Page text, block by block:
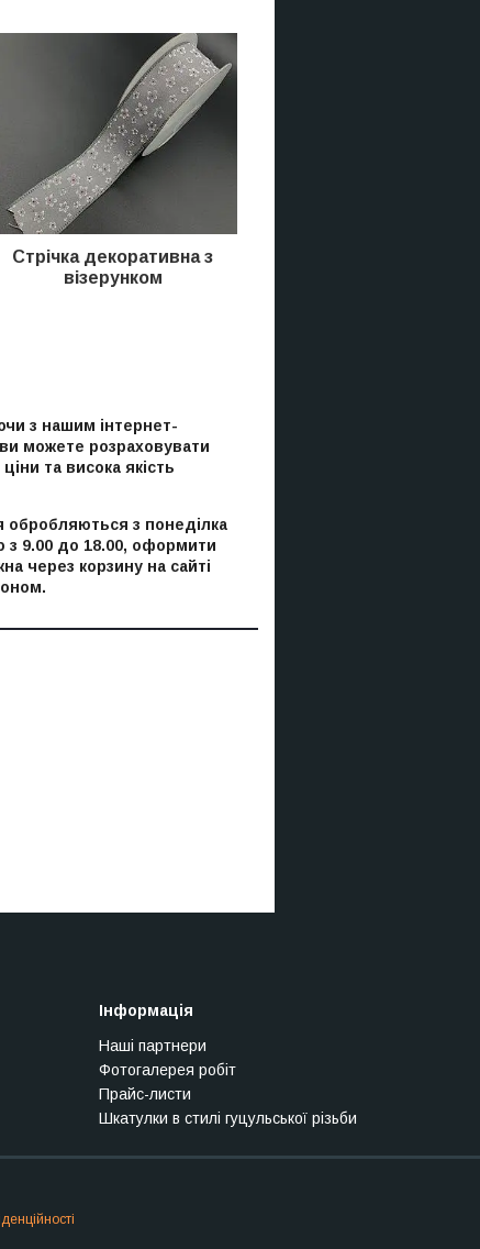
Стрічка декоративна з
візерунком
з нашим інтернет-
можете розраховувати
та висока якість
обробляються з понеділка
з 9.00 до 18.00, оформити
через корзину на сайті
Інформація
Наші партнери
Фотогалерея робіт
Прайс-листи
Шкатулки в стилі гуцульської різьби